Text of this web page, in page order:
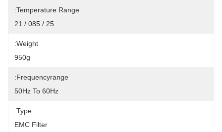
Temperature Range:
25 / 085 / 21
Weight:
950g
Frequencyrange:
50Hz To 60Hz
Type:
EMC Filter